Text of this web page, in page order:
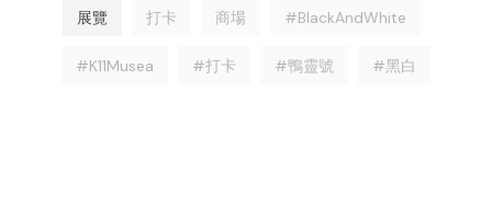
展覽 打卡 商場 #BlackAndWhite
#K11Musea #打卡 #鴨靈號 #黑白